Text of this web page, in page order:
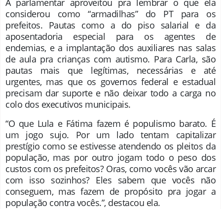
considerou como “armadilhas” do PT para os
prefeitos. Pautas como a do piso salarial e da
aposentadoria especial para os agentes de
endemias, e a implantação dos auxiliares nas salas
de aula pra crianças com autismo. Para Carla, são
pautas mais que legítimas, necessárias e até
urgentes, mas que os governos federal e estadual
precisam dar suporte e não deixar todo a carga no
colo dos executivos municipais.
“O que Lula e Fátima fazem é populismo barato. É
um jogo sujo. Por um lado tentam capitalizar
prestígio como se estivesse atendendo os pleitos da
população, mas por outro jogam todo o peso dos
custos com os prefeitos? Oras, como vocês vão arcar
com isso sozinhos? Eles sabem que vocês não
conseguem, mas fazem de propósito pra jogar a
população contra vocês.”, destacou ela.